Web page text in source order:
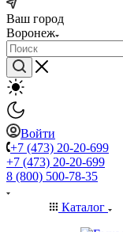
Ваш город
Воронеж
Войти
+7 (473) 20-20-699
+7 (473) 20-20-699
8 (800) 500-78-35
Каталог